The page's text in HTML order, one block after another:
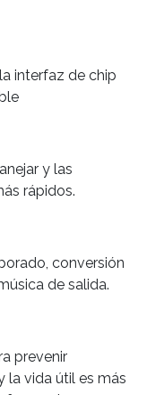
interfaz de chip
y las
rápidos.
conversión
de salida.
prevenir
la vida útil es más